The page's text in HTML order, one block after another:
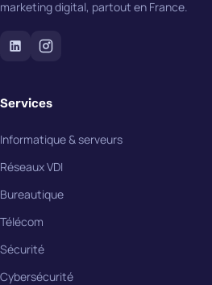
marketing digital, partout en France.
Services
Informatique & serveurs
Réseaux VDI
Bureautique
Télécom
Sécurité
Cybersécurité